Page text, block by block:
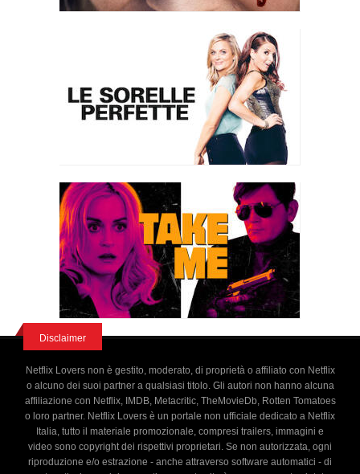
Disclaimer
Netflix Lovers non è gestito, moderato, di proprietà o affiliato con Netflix
o alcuno dei suoi partner a qualsiasi titolo. Gli autori non hanno alcuna
affiliazione con Netflix, IMDB, Metacritic, TheMovieDb, Rotten Tomatoes
o loro partner. Netflix Lovers è un portale non ufficiale dedicato a Netflix
Italia, tutto il materiale promozionale, compresi trailers, immagini e
video sono copyright dei rispettivi proprietari. Se non autorizzata, ogni
riproduzione e/o estrazione - anche attraverso software automatici - di